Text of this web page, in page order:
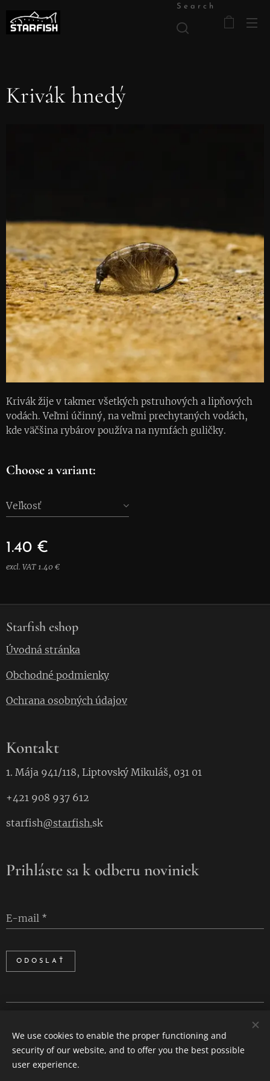
Search
Krivák hnedý
Krivák žije v takmer všetkých pstruhových a lipňových
vodách. Veľmi účinný, na veľmi prechytaných vodách,
kde väčšina rybárov používa na nymfách guličky.
Choose a variant:
Veľkosť
1.40 €
excl. VAT 1.40 €
Starfish eshop
Úvodná stránka
Obchodné podmienky
Ochrana osobných údajov
Kontakt
1. Mája 941/118, Liptovský Mikuláš, 031 01
+421 908 937 612
starfish@starfish.sk
Prihláste sa k odberu noviniek
E-mail
ODOSLAŤ
Languages
English
We use cookies to enable the proper functioning and
security of our website, and to offer you the best possible
user experience.